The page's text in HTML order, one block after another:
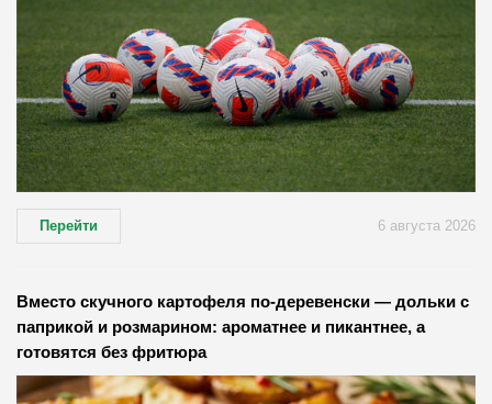
Перейти 6 августа 2026
Вместо скучного картофеля по-деревенски — дольки с
паприкой и розмарином: ароматнее и пикантнее, а
готовятся без фритюра